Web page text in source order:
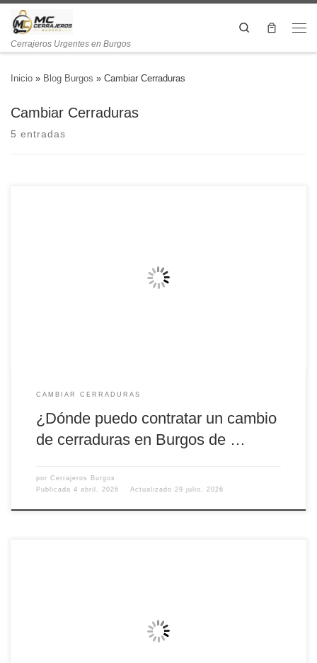
Cerrajeros Urgentes en Burgos
Search
Inicio » Blog Burgos » Cambiar Cerraduras
Cambiar Cerraduras
5 entradas
manera rápida? La seguridad de nuestros hogares y negocios es una
de las prioridades más importantes que debemos considerar. En un
mundo donde los robos y las intrusiones son una realidad, contar con
CAMBIAR CERRADURAS
¿Dónde puedo contratar un cambio
de cerraduras en Burgos de …
por Cerrajeros Burgos
Publicada 4 abril, 2026 Actualizado 29 julio, 2026
cerradura en Burgos? Si te encuentras en una situación urgente y
necesitas cambiar una cerradura en Burgos, es fundamental contar
con un servicio rápido, profesional y disponible las 24 horas. Ya sea